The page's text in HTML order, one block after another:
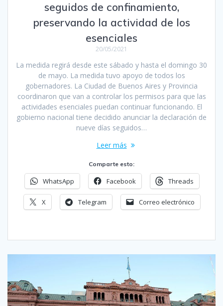
seguidos de confinamiento,
preservando la actividad de los
esenciales
20/05/2021
La medida regirá desde este sábado y hasta el domingo 30
de mayo. La medida tuvo apoyo de todos los
gobernadores. La Ciudad de Buenos Aires y Provincia
coordinaron que van a controlar los permisos para que las
actividades esenciales puedan continuar funcionando. El
gobierno nacional tiene decidido anunciar la declaración de
nueve días seguidos…
Leer más
Comparte esto:
WhatsApp Facebook Threads
X Telegram Correo electrónico